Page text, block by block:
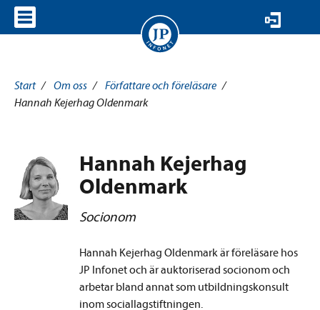
Start / Om oss / Författare och föreläsare /
Hannah Kejerhag Oldenmark
Hannah Kejerhag
Oldenmark
Socionom
Hannah Kejerhag Oldenmark är föreläsare hos
JP Infonet och är auktoriserad socionom och
arbetar bland annat som utbildningskonsult
inom sociallagstiftningen.